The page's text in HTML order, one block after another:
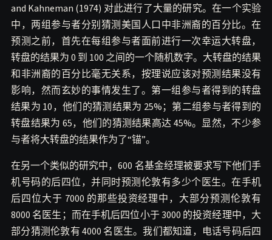
and Kahneman (1974) 对此进行了大量的研究。在一个实验
中，两组参与者分别猜测美国人口中非洲裔的百分比。在
预测之前，首先在每组参与者面前进行一次幸运大转盘，
转盘的结果为 0 到 100 之间的一个随机数字。大转盘的结果
和非洲裔的百分比毫无关系，按理说应该对预测结果没有
影响，然而玄妙的事情发生了。第一组参与者得到的转盘
结果为 10，他们的猜测结果为 25%；第二组参与者得到的
转盘结果为 65，他们的猜测结果高达 45%。显然，不少参
与者将大转盘的结果作为了“锚”。
在另一个类似的研究中，600 名基金经理被要求写下他们手
机号码的后四位，并同时预测伦敦有多少个医生。在手机
后四位大于 7000 的那些投资经理中，大部分预测伦敦有
8000 名医生；而在手机后四位小于 3000 的投资经理中，大
部分猜测伦敦有 4000 名医生。我们都知道，电话号码后四